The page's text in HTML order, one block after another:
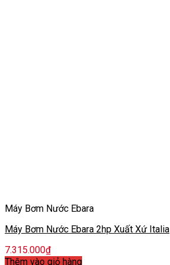
Máy Bơm Nước Ebara
Máy Bơm Nước Ebara 2hp Xuất Xứ Italia
7.315.000₫
Thêm vào giỏ hàng